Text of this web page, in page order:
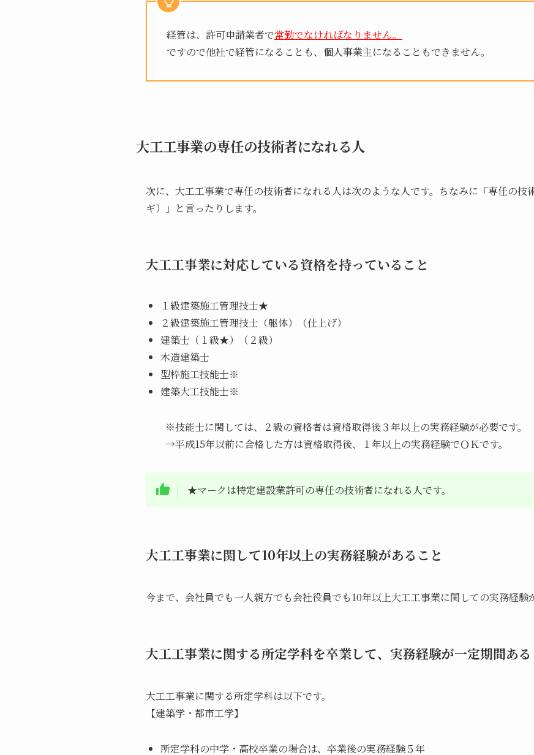
経管は、許可申請業者で常勤でなければなりません。
ですので他社で経管になることも、個人事業主になることもできません。
大工工事業の専任の技術者になれる人
次に、大工工事業で専任の技術者になれる人は次のような人です。ちなみに「専任の技
ギ）」と言ったりします。
大工工事業に対応している資格を持っていること
１級建築施工管理技士★
２級建築施工管理技士（躯体）（仕上げ）
建築士（１級★）（２級）
木造建築士
型枠施工技能士※
建築大工技能士※
※技能士に関しては、２級の資格者は資格取得後３年以上の実務経験が必要です。
→平成15年以前に合格した方は資格取得後、１年以上の実務経験でＯＫです。
★マークは特定建設業許可の専任の技術者になれる人です。
大工工事業に関して10年以上の実務経験があること
今まで、会社員でも一人親方でも会社役員でも10年以上大工工事業に関しての実務経験
大工工事業に関する所定学科を卒業して、実務経験が一定期間ある
大工工事業に関する所定学科は以下です。
【建築学・都市工学】
所定学科の中学・高校卒業の場合は、卒業後の実務経験５年